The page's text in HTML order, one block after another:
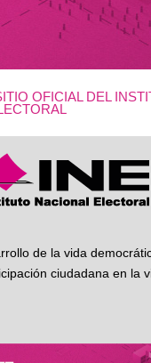
OFICIAL DEL
de la vida
ciudadana en la